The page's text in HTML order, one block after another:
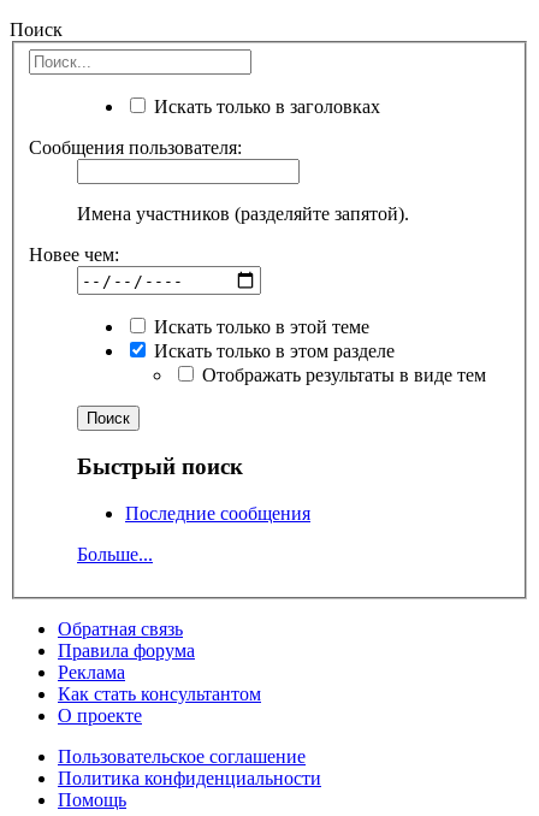
Поиск
Искать только в заголовках
Сообщения пользователя:
Имена участников (разделяйте запятой).
Новее чем:
Искать только в этой теме
Искать только в этом разделе
Отображать результаты в виде тем
Быстрый поиск
Последние сообщения
Больше...
Обратная связь
Правила форума
Реклама
Как стать консультантом
О проекте
Пользовательское соглашение
Политика конфиденциальности
Помощь